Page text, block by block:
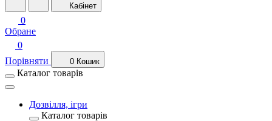
Кабінет
0
Обране
0
Порівняти
0 Кошик
Каталог товарів
Дозвілля, ігри
Каталог товарів